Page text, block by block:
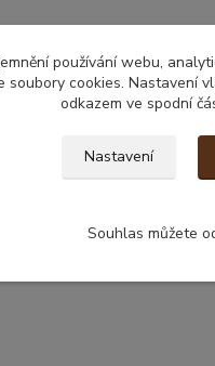
používání webu,
soubory cookies. Nastavení
odkazem ve spodní
Nastavení
Souhlas můžete